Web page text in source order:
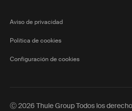
Aviso de privacidad
Política de cookies
Configuración de cookies
Ⓒ 2026 Thule Group Todos los